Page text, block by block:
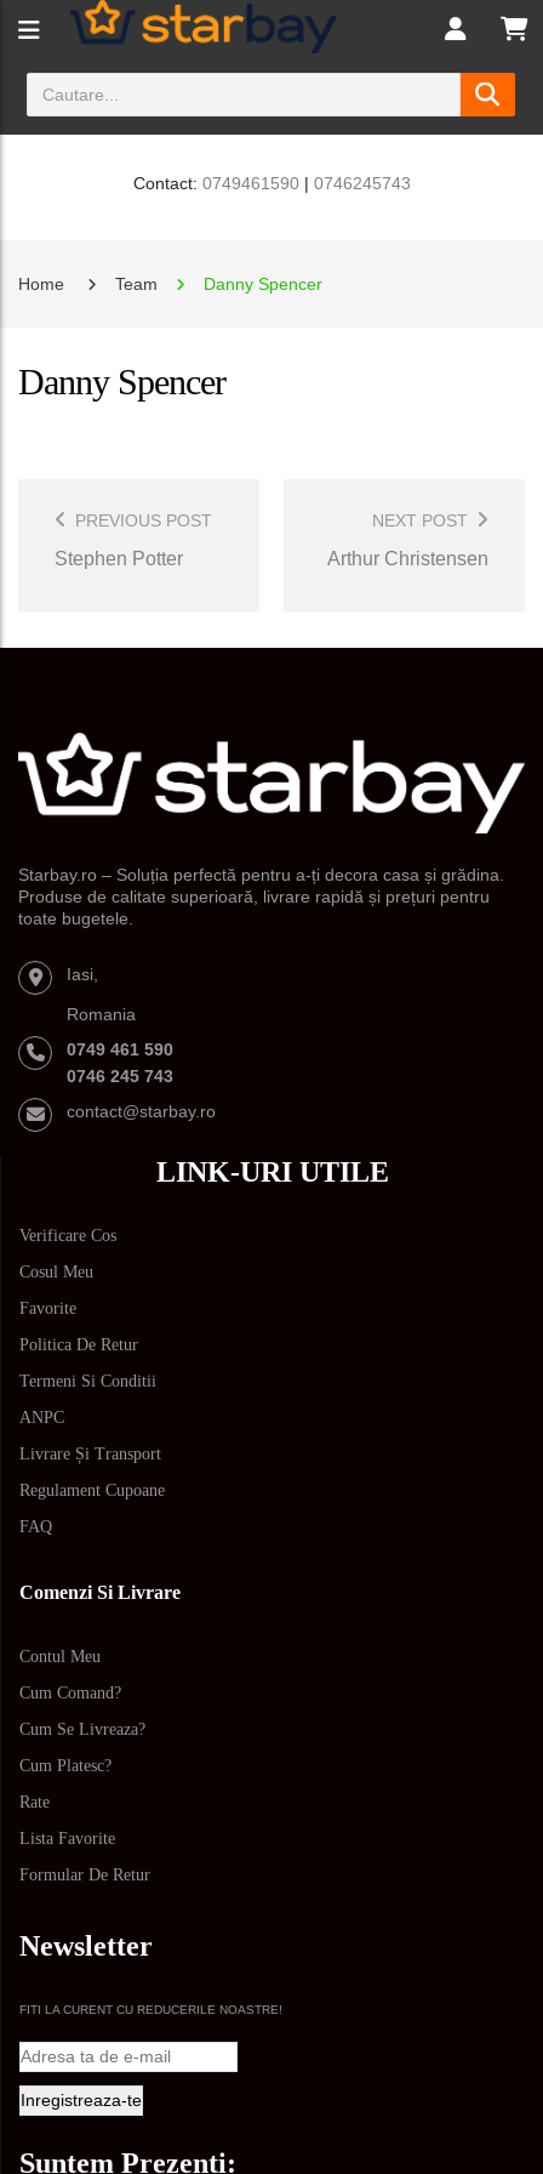
Contact: 0749461590| 0746245743
Home Team Danny Spencer
Danny Spencer
Navigation
PREVIOUS POST
Stephen Potter
NEXT POST
Arthur Christensen
Starbay.ro – Soluția perfectă pentru a-ți decora casa și grădina.
Produse de calitate superioară, livrare rapidă și prețuri pentru
toate bugetele.
Iasi,
Romania
0749 461 590
0746 245 743
contact@starbay.ro
LINK-URI UTILE
Verificare Cos
Cosul Meu
Favorite
Politica De Retur
Termeni Si Conditii
ANPC
Livrare Și Transport
Regulament Cupoane
FAQ
Comenzi Si Livrare
Contul Meu
Cum Comand?
Cum Se Livreaza?
Cum Platesc?
Rate
Lista Favorite
Formular De Retur
Newsletter
FITI LA CURENT CU REDUCERILE NOASTRE!
Suntem Prezenti: